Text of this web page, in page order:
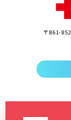
〒861-